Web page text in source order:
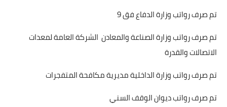
تم صرف رواتب وزارة الدفاع فق 9
تم صرف رواتب وزارة الصناعة والمعادن الشركة العامة لمعدات
الاتصالات والقدرة
تم صرف رواتب وزارة الداخلية مديرية مكافحة المتفجرات
تم صرف رواتب ديوان الوقف السني